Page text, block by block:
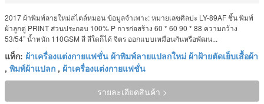
2017 ผ้าพิมพ์ลายใหม่สไตล์หมอน ข้อมูลจำเพาะ: หมายเลขศิลปะ LY-89AF ชิ้น พิมพ์
ผ้าลูกดู่ PRINT ส่วนประกอบ 100% P การก่อสร้าง 60 * 60 90 * 88 ความกว้าง
53/54” น้ำหนัก 110GSM สี สีใดก็ได้ จิตร ออกแบบเหมือนกันหรือพัฒน...
แท็ก: ผ้าเครื่องแต่งกายแฟชั่น ผ้าพิมพ์ลายแปลกใหม่ ผ้าฝ้ายตัดเย็บเสื้อผ้า
, พิมพ์ผ้าแปลก , ผ้าเครื่องแต่งกายแฟชั่น
รายละเอียดสินค้า >